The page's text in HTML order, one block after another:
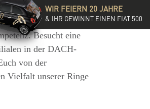
für exzellente
Beratung mit
Besucht eine
in der DACH-
von der
Vielfalt unserer Ringe
WIR FEIERN 20 JAHRE
& IHR GEWINNT EINEN FIAT 500